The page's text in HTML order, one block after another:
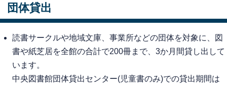
団体貸出
読書サークルや地域文庫、事業所などの団体を対象に、図
書や紙芝居を全館の合計で200冊まで、3か月間貸し出して
います。
中央図書館団体貸出センター(児童書のみ)での貸出期間は